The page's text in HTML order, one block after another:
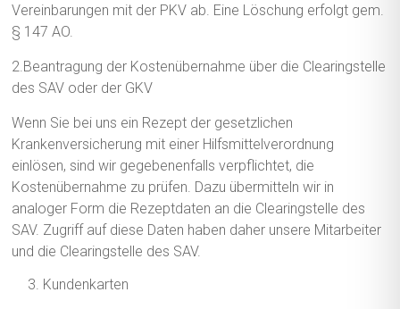
Vereinbarungen mit der PKV ab. Eine Löschung erfolgt gem.
§ 147 AO.
2.Beantragung der Kostenübernahme über die Clearingstelle
des SAV oder der GKV
Wenn Sie bei uns ein Rezept der gesetzlichen
Krankenversicherung mit einer Hilfsmittelverordnung
einlösen, sind wir gegebenenfalls verpflichtet, die
Kostenübernahme zu prüfen. Dazu übermitteln wir in
analoger Form die Rezeptdaten an die Clearingstelle des
SAV. Zugriff auf diese Daten haben daher unsere Mitarbeiter
und die Clearingstelle des SAV.
Kundenkarten